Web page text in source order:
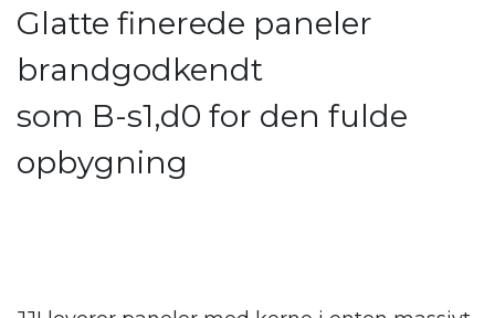
Glatte finerede paneler
brandgodkendt
som B-s1,d0 for den fulde
opbygning